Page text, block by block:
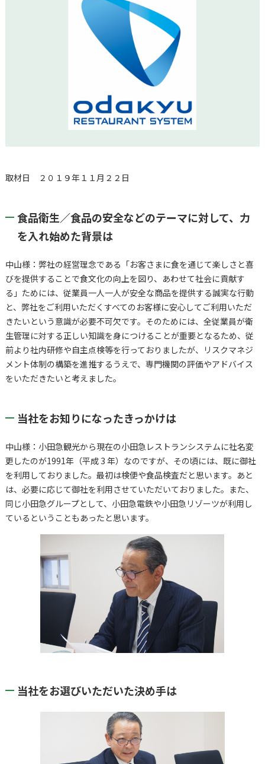
取材日 ２０１９年１１月２２日
食品衛生／食品の安全などのテーマに対して、力
を入れ始めた背景は
中山様：弊社の経営理念である「お客さまに食を通じて楽しさと喜
びを提供することで食文化の向上を図り、あわせて社会に貢献す
る」ためには、従業員一人一人が安全な商品を提供する誠実な行動
と、弊社をご利用いただくすべてのお客様に安心してご利用いただ
きたいという意識が必要不可欠です。そのためには、全従業員が衛
生管理に対する正しい知識を身につけることが重要となるため、従
前より社内研修や自主点検等を行っておりましたが、リスクマネジ
メント体制の構築を進推するうえで、専門機関の評価やアドバイス
をいただきたいと考えました。
当社をお知りになったきっかけは
中山様：小田急観光から現在の小田急レストランシステムに社名変
更したのが1991年（平成 3 年）なのですが、その頃には、既に御社
を利用しておりました。最初は検便や食品検査だと思います。あと
は、必要に応じて御社を利用させていただいておりました。また、
同じ小田急グループとして、小田急電鉄や小田急リゾーツが利用し
ているということもあったと思います。
当社をお選びいただいた決め手は